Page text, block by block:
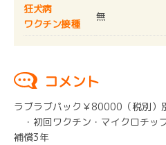
狂犬病
ワクチン接種
無
コメント
ラブラブパック￥80000（税別）
・初回ワクチン・マイクロチッ
補償3年